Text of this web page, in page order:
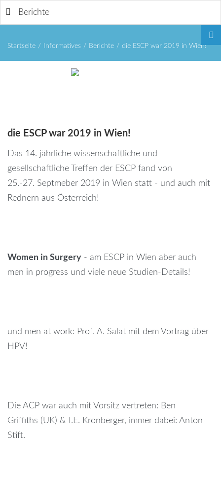
Berichte
Startseite / Informatives / Berichte / die ESCP war 2019 in Wien!
die ESCP war 2019 in Wien!
Das 14. jährliche wissenschaftliche und
gesellschaftliche Treffen der ESCP fand von
25.-27. Septmeber 2019 in Wien statt - und auch mit
Rednern aus Österreich!
Women in Surgery - am ESCP in Wien aber auch
men in progress und viele neue Studien-Details!
und men at work: Prof. A. Salat mit dem Vortrag über
HPV!
Die ACP war auch mit Vorsitz vertreten: Ben
Griffiths (UK) & I.E. Kronberger, immer dabei: Anton
Stift.
Forgot
Forgot
your